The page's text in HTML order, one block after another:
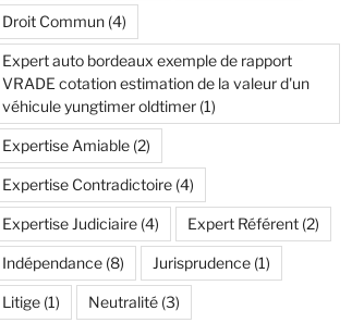
Droit Commun(4)
Expert auto bordeaux exemple de rapport
VRADE cotation estimation de la valeur d'un
véhicule yungtimer oldtimer(1)
Expertise Amiable(2)
Expertise Contradictoire(4)
Expertise Judiciaire(4) Expert Référent(2)
Indépendance(8) Jurisprudence(1)
Litige(1) Neutralité(3)